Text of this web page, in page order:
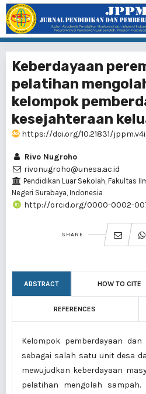
Keberdayaan
pelatihan
kelompok
kesejahteraan
https://doi.org/10.21831/
Rivo Nugroho
rivonugroho@unesa.ac.id
Pendidikan Luar Sekolah, Fakultas
Negeri Surabaya, Indonesia
http://orcid.org/0000-0002-
SHARE
ABSTRACT HOW TO CITE
REFERENCES
Kelompok pemberdayaan
sebagai salah satu unit desa
mewujudkan keberdayaan
pelatihan mengolah